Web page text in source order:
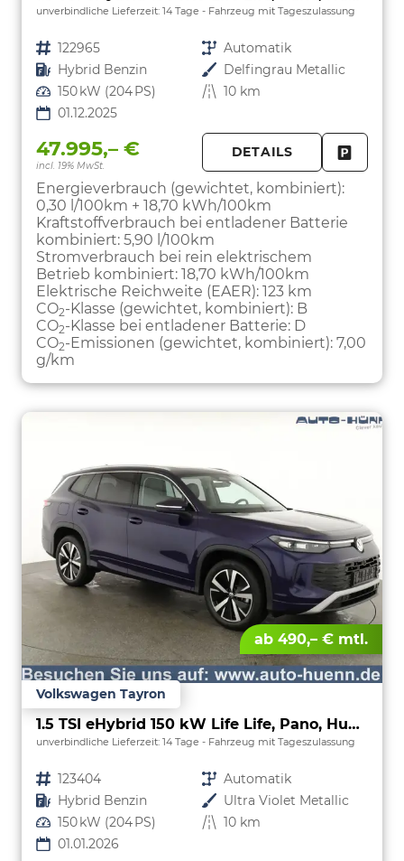
unverbindliche Lieferzeit: 14 Tage Fahrzeug mit Tageszulassung
Fahrzeugnr. 122965 Getriebe Automatik
Kraftstoff Hybrid Benzin Außenfarbe Delfingrau Metallic
Leistung 150 kW (204 PS) Kilometerstand 10 km
01.12.2025
47.995,– €
incl. 19% MwSt.
DETAILS
Energieverbrauch (gewichtet, kombiniert):
0,30 l/100km + 18,70 kWh/100km
Kraftstoffverbrauch bei entladener Batterie
kombiniert: 5,90 l/100km
Stromverbrauch bei rein elektrischem
Betrieb kombiniert: 18,70 kWh/100km
Elektrische Reichweite (EAER): 123 km
CO2-Klasse (gewichtet, kombiniert): B
CO2-Klasse bei entladener Batterie: D
CO2-Emissionen (gewichtet, kombiniert): 7,00
g/km
ab 490,– € mtl.
Volkswagen Tayron
1.5 TSI eHybrid 150 kW Life Life, Pano, HuD, AHK, AreaView, Side, Navi, Winter, 5-J. Garantie
unverbindliche Lieferzeit: 14 Tage Fahrzeug mit Tageszulassung
Fahrzeugnr. 123404 Getriebe Automatik
Kraftstoff Hybrid Benzin Außenfarbe Ultra Violet Metallic
Leistung 150 kW (204 PS) Kilometerstand 10 km
01.01.2026